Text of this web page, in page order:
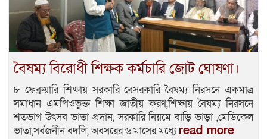
বৈষম্য বিরোধী শিক্ষক কর্মচারি জোট ঘোষণা।
৮ ফেব্রুয়ারি শিক্ষায় সরকারি বেসরকারি বৈষম্য নিরসনে একমাত্র
সমাধান এমপিওভুক্ত শিক্ষা জাতীয় করণ,শিক্ষায় বৈষম্য নিরসনে
শতভাগ উৎসব ভাতা প্রদান, সরকারি নিয়মে বাড়ি ভাড়া ,মেডিকেল
ভাতা,সর্বজনীন বদলি, অবসরের ৬ মাসের মধ্যেread more